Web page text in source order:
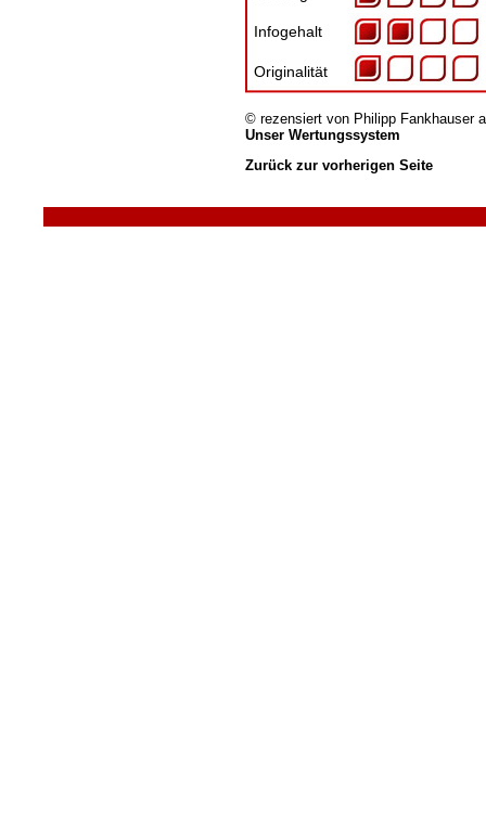
Infogehalt
Originalität
© rezensiert von Philipp Fankhauser
Unser Wertungssystem
Zurück zur vorherigen Seite